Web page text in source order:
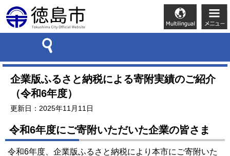
企業版ふるさと納税による寄附実績のご紹介
（令和6年度）
更新日：2025年11月11日
令和6年度にご寄附いただいた企業の皆さま
令和6年度、企業版ふるさと納税により本市にご寄附いた